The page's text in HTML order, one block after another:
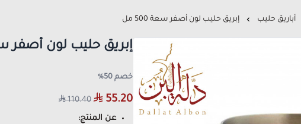
أباريق حليب إبريق حليب لون أصفر سعة 500 مل
إبريق حليب لون أصفر سعة
خصم 50%
55.20
110.40
عن المنتج: